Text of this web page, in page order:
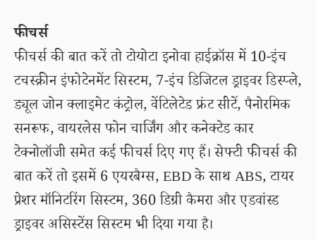
फीचर्स
फीचर्स की बात करें तो टोयोटा इनोवा हाईक्रॉस में 10-इंच
टचस्क्रीन इंफोटेनमेंट सिस्टम, 7-इंच डिजिटल ड्राइवर डिस्प्ले,
ड्यूल जोन क्लाइमेट कंट्रोल, वेंटिलेटेड फ्रंट सीटें, पैनोरमिक
सनरूफ, वायरलेस फोन चार्जिंग और कनेक्टेड कार
टेक्नोलॉजी समेत कई फीचर्स दिए गए हैं। सेफ्टी फीचर्स की
बात करें तो इसमें 6 एयरबैग्स, EBD के साथ ABS, टायर
प्रेशर मॉनिटरिंग सिस्टम, 360 डिग्री कैमरा और एडवांस्ड
ड्राइवर असिस्टेंस सिस्टम भी दिया गया है।